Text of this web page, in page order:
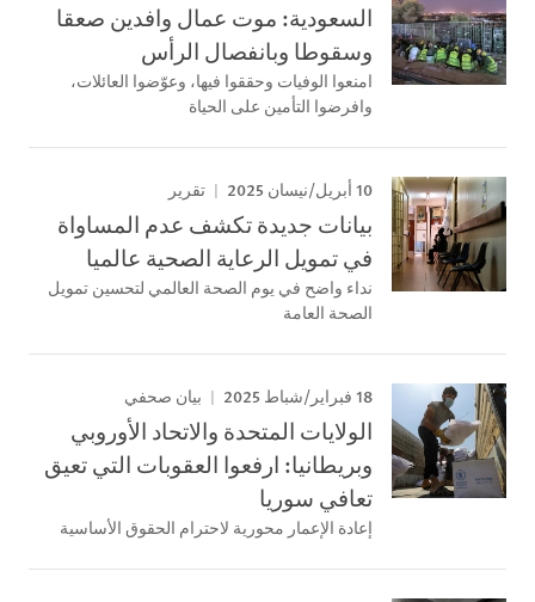
السعودية: موت عمال وافدين صعقا
وسقوطا وبانفصال الرأس
امنعوا الوفيات وحققوا فيها، وعوّضوا العائلات،
وافرضوا التأمين على الحياة
10 أبريل/نيسان 2025 تقرير
بيانات جديدة تكشف عدم المساواة
في تمويل الرعاية الصحية عالميا
نداء واضح في يوم الصحة العالمي لتحسين تمويل
الصحة العامة
18 فبراير/شباط 2025 بيان صحفي
الولايات المتحدة والاتحاد الأوروبي
وبريطانيا: ارفعوا العقوبات التي تعيق
تعافي سوريا
إعادة الإعمار محورية لاحترام الحقوق الأساسية